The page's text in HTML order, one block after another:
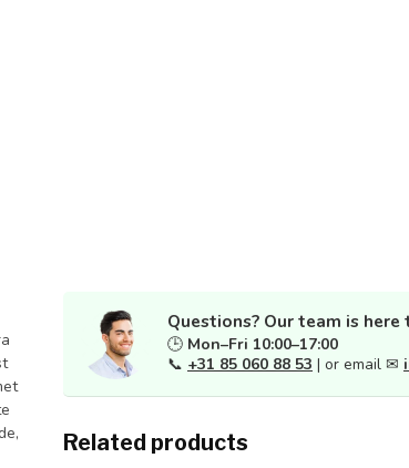
Questions? Our team is
🕒 Mon–Fri 10:00–17:00
📞 +31 85 060 88 53 | or email ✉
Related products